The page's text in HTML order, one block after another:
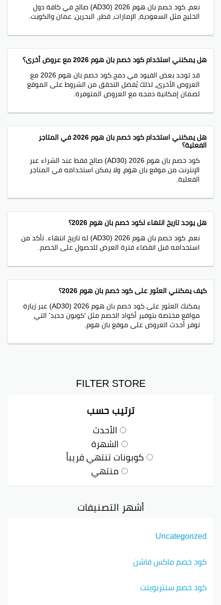
نعم، كود خصم بان هوم 2026 (AD30) صالح في كافة دول
الخليج مثل السعودية، الإمارات، قطر، البحرين، عمان والكويت.
هل يمكنني استخدام كود خصم بان هوم 2026 مع عروض أخرى؟
قد توجد بعض القيود في دمج كود خصم بان هوم 2026 مع
العروض الأخرى، لذلك يُفضل التحقق من الشروط على الموقع
لضمان إمكانية دمجه مع العروض المتوفرة.
هل يمكنني استخدام كود خصم بان هوم 2026 في المتاجر
الفعلية؟
كود خصم بان هوم 2026 (AD30) صالح فقط عند الشراء عبر
الإنترنت من موقع بان هوم، ولا يمكن استخدامه في المتاجر
الفعلية.
هل يوجد تاريخ انتهاء لكود خصم بان هوم 2026؟
نعم، كود خصم بان هوم 2026 (AD30) له تاريخ انتهاء. تأكد من
استخدامه قبل انقضاء فترة العرض للحصول على الخصم.
كيف يمكنني العثور على كود خصم بان هوم 2026؟
يمكنك العثور على كود خصم بان هوم 2026 (AD30) عبر زيارة
مواقع مختصة بتوفير أكواد الخصم مثل 'كوبون جديد' التي
توفر أحدث العروض على موقع بان هوم.
FILTER STORE
ترتيب حسب
الأحدث
الشهرة
كوبونات تنتهي قريباً
منتهي
أشهر التصنيفات
Uncategorized
كود خصم ماكس فاشن
كود خصم سنتربوينت